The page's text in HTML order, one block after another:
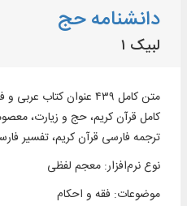
دانشنامه حج
لبیک ۱
كامل قرآن كریم، حج و زیارت،
ترجمه فارسی قرآن کریم، تفسیر
نوع نرم‌افزار:معجم لفظی
موضوعات: فقه و احکام